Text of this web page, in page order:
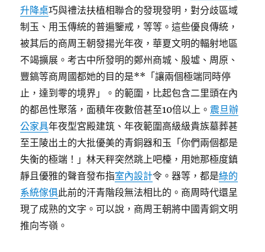
升降桌巧與禮法扶植相聯合的發現發明，對分歧區域
制玉、用玉傳統的普遍鑒戒，等等。這些優良傳統，
被其后的商周王朝發揚光年夜，華夏文明的輻射地區
不竭擴展。考古中所發明的鄭州商城、殷墟、周原、
豐鎬等商周國都她的目的是**「讓兩個極端同時停
止，達到零的境界」。的範圍，比起包含二里頭在內
的都邑性聚落，面積年夜數倍甚至10倍以上。 震旦辦
公家具年夜型宮殿建筑、年夜範圍高級級貴族墓葬甚
至王陵出土的大批優美的青銅器和玉「你們兩個都是
失衡的極端！」林天秤突然跳上吧檯，用她那極度鎮
靜且優雅的聲音發布指室內設計令。器等，都是綠的
系統傢俱此前的汗青階段無法相比的。商周時代還呈
現了成熟的文字。可以說，商周王朝將中國青銅文明
推向岑嶺。